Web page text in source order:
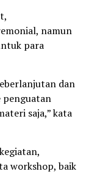
namun
para
dan
penguatan
saja,” kata
workshop, baik